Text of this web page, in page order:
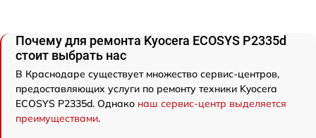
Почему для ремонта Kyocera ECOSYS P2335d
стоит выбрать нас
В Краснодаре существует множество сервис-центров,
предоставляющих услуги по ремонту техники Kyocera
ECOSYS P2335d. Однако наш сервис-центр выделяется
преимуществами.